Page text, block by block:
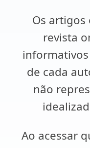
Os artigos
revista
de cada
não
Ao acessar